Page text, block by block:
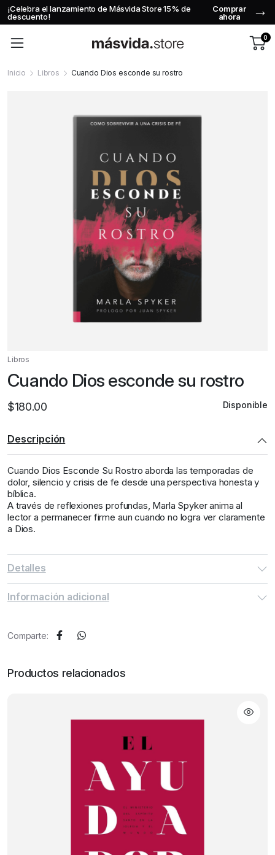
¡Celebra el lanzamiento de Másvida Store 15% de
descuento!
Comprar
ahora
0
Inicio Libros Cuando Dios esconde su rostro
Libros
Cuando Dios esconde su rostro
$180.00 Disponible
Descripción
Cuando Dios Esconde Su Rostro aborda las temporadas de
dolor, silencio y crisis de fe desde una perspectiva honesta y
bíblica.
A través de reflexiones profundas, Marla Spykeranima al
lector a permanecer firme aun cuando no logra ver claramente
a Dios.
Detalles
Información adicional
Comparte:
Productos relacionados